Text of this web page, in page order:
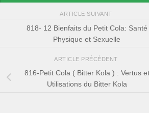
ARTICLE SUIVANT
818- 12 Bienfaits du Petit Cola: Santé
Physique et Sexuelle
ARTICLE PRÉCÉDENT
816-Petit Cola ( Bitter Kola ) : Vertus et
Utilisations du Bitter Kola